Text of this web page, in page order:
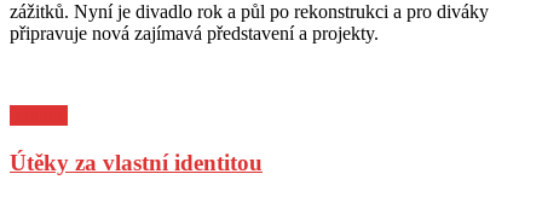
zážitků. Nyní je divadlo rok a půl po rekonstrukci a pro diváky
připravuje nová zajímavá představení a projekty.
Útěky za vlastní identitou